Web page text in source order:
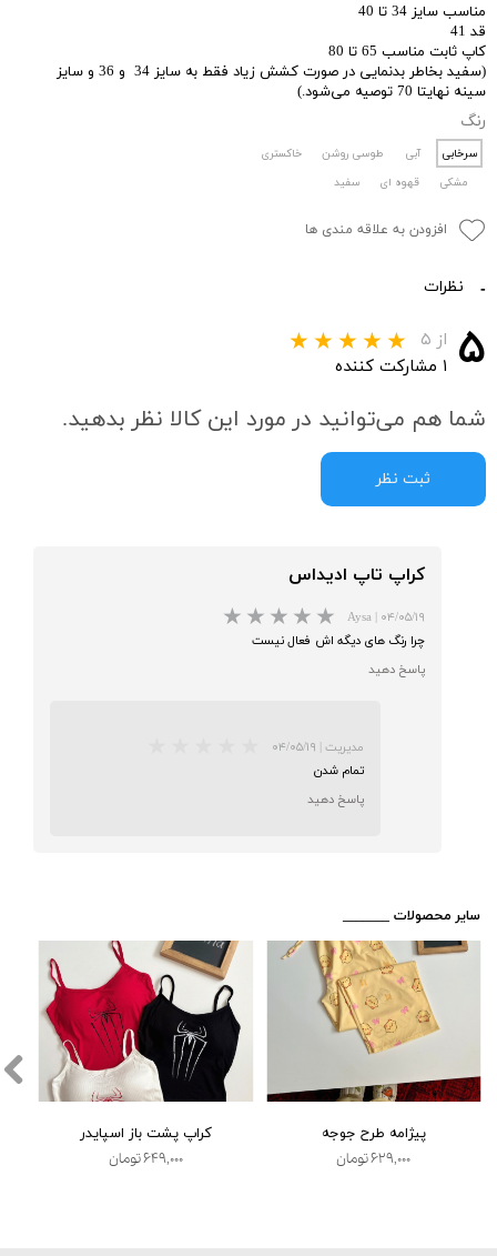
مناسب سایز 34 تا 40
قد 41
کاپ ثابت مناسب 65 تا 80
(سفید بخاطر بدنمایی در صورت کشش زیاد فقط به سایز 34 و 36 و سایز
سینه نهایتا 70 توصیه می‌شود.)
رنگ
سرخابی آبی طوسی روشن
خاکستری
مشکی
قهوه ای سفید
افزودن به علاقه مندی ها
نظرات
۵ از ۵
۱ مشارکت کننده
شما هم می‌توانید در مورد این کالا نظر بدهید.
ثبت نظر
کراپ تاپ ادیداس
Aysa | ۰۴/۰۵/۱۹
★★ ★
چرا رنگ های دیگه اش فعال نیست
پاسخ دهید
مدیریت| ۰۴/۰۵/۱۹
تمام شدن
پاسخ دهید
کراپ پشت باز اسپایدر
۶۴۹,۰۰۰ تومان
پیژامه طرح جوجه
۶۲۹,۰۰۰ تومان
​_______ سایر محصولات